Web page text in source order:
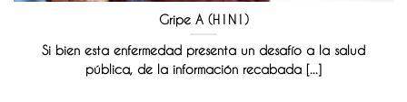
Gripe A (H1N1)
Si bien esta enfermedad presenta un desafío a la salud
pública, de la información recabada [...]